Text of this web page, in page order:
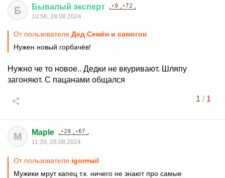
Б Бывалый эксперт
10:56, 28.08.2024
От пользователя Дед Семён и самогон
Нужен новый горбачёв!
Нужно че то новое.. Дедки не вкуривают. Шляпу
загоняют. С пацанами общался
1 / 1
M Maple
11:39, 28.08.2024
От пользователя igormail
Мужики мрут капец т.к. ничего не знают про самые